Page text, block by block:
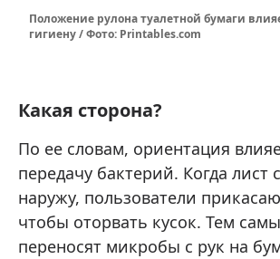
Положение рулона туалетной бумаги
гигиену / Фото: Printables.com
Какая сторона?
По ее словам, ориентация
передачу бактерий. Когда лист
наружу, пользователи
чтобы оторвать кусок. Тем
переносят микробы с рук на